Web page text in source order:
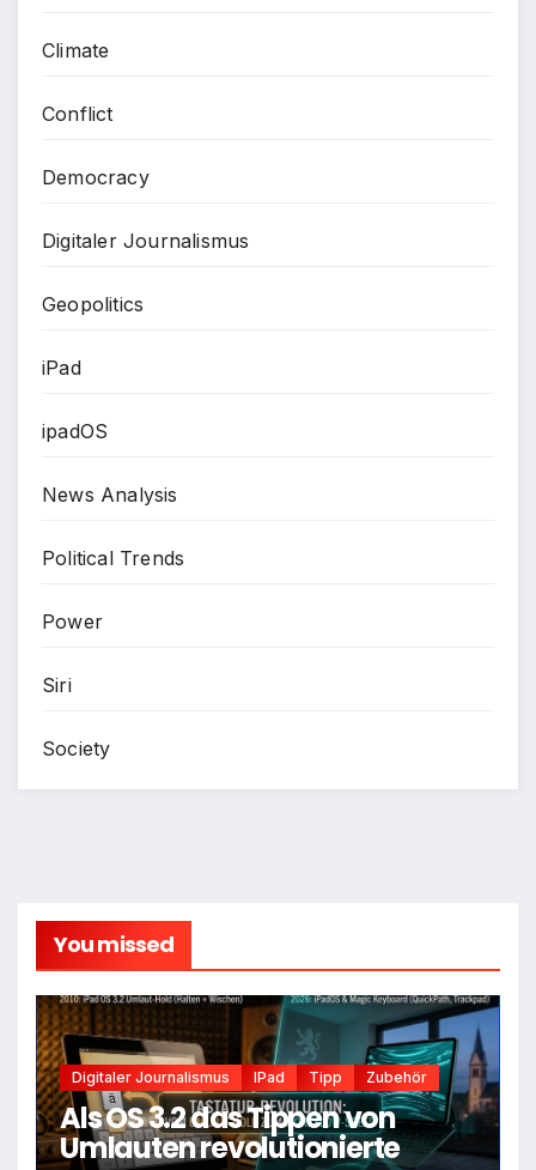
Climate
Conflict
Democracy
Digitaler Journalismus
Geopolitics
iPad
ipadOS
News Analysis
Political Trends
Power
Siri
Society
You missed
Digitaler Journalismus IPad Tipp Zubehör
Als OS 3.2 das Tippen von
Umlauten revolutionierte